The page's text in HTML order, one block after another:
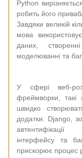
Python
робить його
Завдяки великій
мова
даних,
моделюванні та
У сфері веб-
фреймворки, такі
швидко
додатки. Django,
автентифікації
інтерфейсу та
прискорює процес